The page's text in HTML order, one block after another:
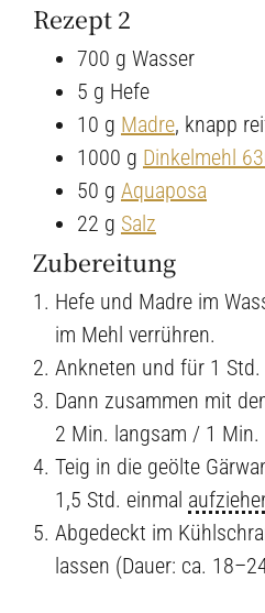
Rezept 2
700 g Wasser
5 g Hefe
10 g Madre, knapp
1000 g Dinkelmehl
50 g Aquaposa
22 g Salz
Zubereitung
Hefe und Madre im
im Mehl verrühren.
Ankneten und für 1
Dann zusammen mit
2 Min. langsam / 1 Min.
Teig in die geölte
1,5 Std. einmal
Abgedeckt im
lassen (Dauer: ca.